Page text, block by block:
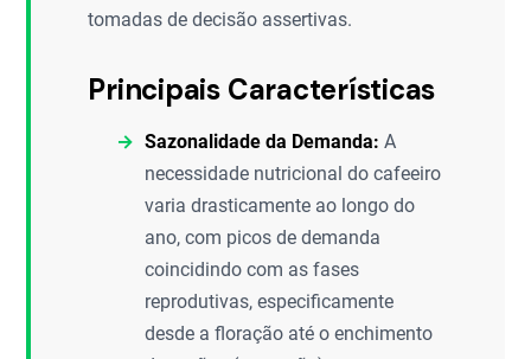
tomadas de decisão assertivas.
Principais Características
Sazonalidade da Demanda: A
necessidade nutricional do cafeeiro
varia drasticamente ao longo do
ano, com picos de demanda
coincidindo com as fases
reprodutivas, especificamente
desde a floração até o enchimento